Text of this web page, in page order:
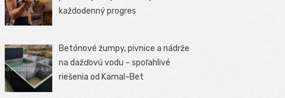
každodenný progres
Betónové žumpy, pivnice a nádrže
na dažďovú vodu – spoľahlivé
riešenia od Kamal-Bet